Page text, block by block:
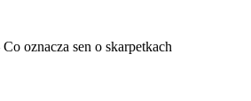
oznacza sen o skarpetkach